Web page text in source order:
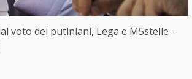
voto dei putiniani, Lega e M5stelle -